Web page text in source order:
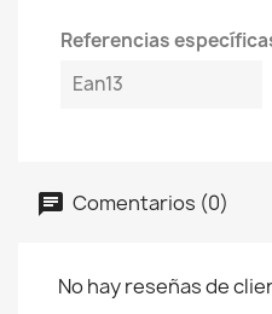
Referencias
Ean13
Comentarios (0)
No hay reseñas de